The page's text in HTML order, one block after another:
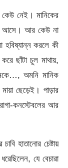
নেই। মানিকের
আসে। আর কেউ না
করলে কী
ছাঁটা চুল মাথায়,
অমনি মানিক
ছেড়েই। পাড়ার
কনস্টেবলের আর
হাতানোর চেষ্টায়
যে বেচারা